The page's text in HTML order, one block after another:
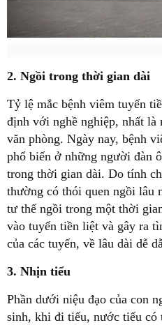
2. Ngồi trong thời gian dài
Tỷ lệ mắc bệnh viêm tuyến
định với nghề nghiệp, nhất
văn phòng. Ngày nay, bệnh
phổ biến ở những người đàn
trong thời gian dài. Do tính
thường có thói quen ngồi lâu
tư thế ngồi trong một thời
vào tuyến tiền liệt và gây ra
của các tuyến, về lâu dài dễ
3. Nhịn tiểu
Phần dưới niệu đạo của con
sinh, khi đi tiểu, nước tiểu